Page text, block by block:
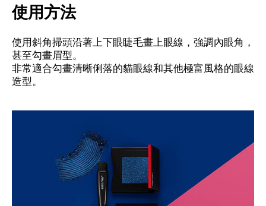
使用方法
使用斜角掃頭沿著上下眼睫毛畫上眼線，強調內眼角，
甚至勾畫眉型。
非常適合勾畫清晰俐落的貓眼線和其他極富風格的眼線
造型。